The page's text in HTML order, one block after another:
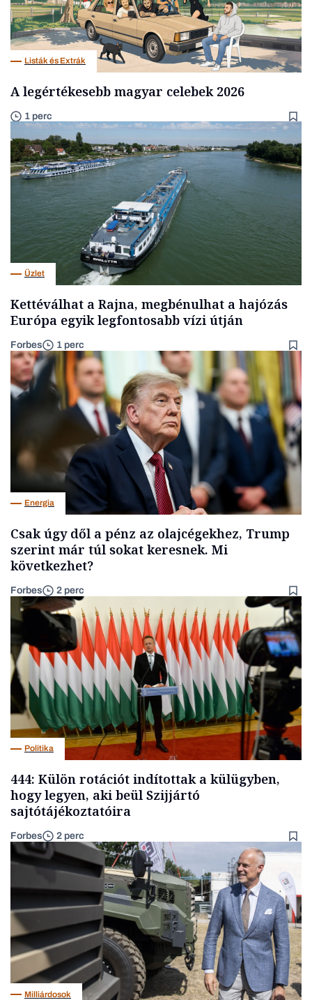
Listák és Extrák
A legértékesebb magyar celebek 2026
1 perc
Üzlet
Kettéválhat a Rajna, megbénulhat a hajózás
Európa egyik legfontosabb vízi útján
Forbes 1 perc
Energia
Csak úgy dől a pénz az olajcégekhez, Trump
szerint már túl sokat keresnek. Mi
következhet?
Forbes 2 perc
Politika
444: Külön rotációt indítottak a külügyben,
hogy legyen, aki beül Szijjártó
sajtótájékoztatóira
Forbes 2 perc
Milliárdosok